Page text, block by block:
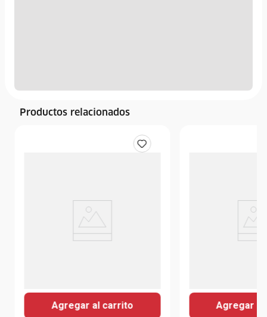
Productos relacionados
Agregar al carrito Agregar